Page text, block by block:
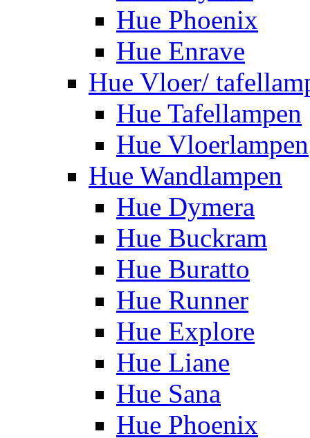
Hue Phoenix
Hue Enrave
Hue Vloer/
Hue Tafellampen
Hue Vloerlampen
Hue Wandlampen
Hue Dymera
Hue Buckram
Hue Buratto
Hue Runner
Hue Explore
Hue Liane
Hue Sana
Hue Phoenix